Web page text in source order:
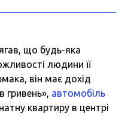
що будь-яка
людини її
він має дохід
гривень», автомобіль
квартиру в центрі